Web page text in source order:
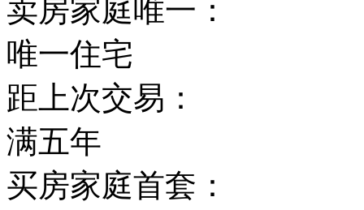
卖房家庭唯一：
唯一住宅
距上次交易：
满五年
买房家庭首套：